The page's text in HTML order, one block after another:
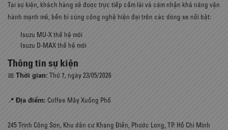
Tại sự kiện, khách hàng sẽ được trực tiếp cầm lái và cảm nhận khả năng vận
hành mạnh mẽ, bền bỉ cùng công nghệ hiện đại trên các dòng xe nổi bật:
Isuzu MU-X thế hệ mới
Isuzu D-MAX thế hệ mới
Thông tin sự kiện
📅 Thời gian: Thứ 7, ngày 23/05/2026
📍 Địa điểm: Coffee Mây Xuống Phố
245 Trịnh Công Sơn, Khu dân cư Khang Điền, Phước Long, TP. Hồ Chí Minh